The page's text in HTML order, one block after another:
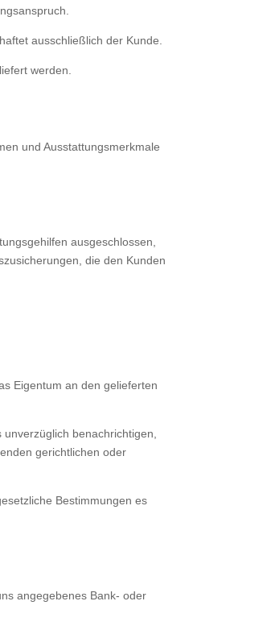
ausschließlich der Kunde.
werden.
und Ausstattungsmerkmale
ausgeschlossen,
die den Kunden
Eigentum an den gelieferten
benachrichtigen,
gerichtlichen oder
Bestimmungen es
angegebenes Bank- oder